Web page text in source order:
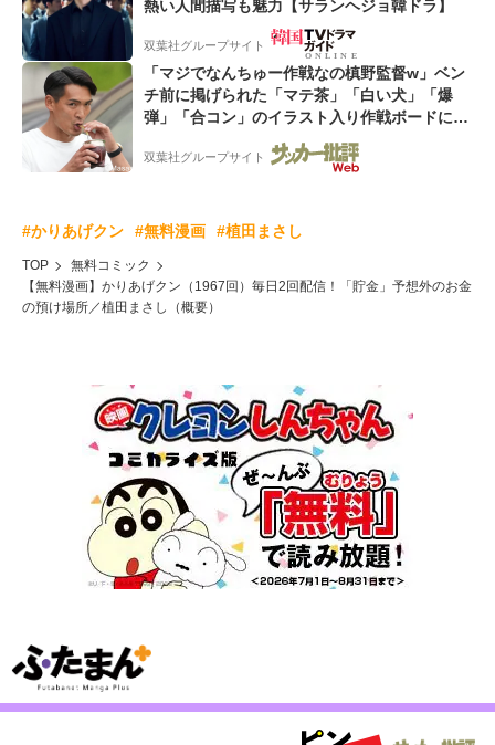
熱い人間描写も魅力【サランヘジョ韓ドラ】
双葉社グループサイト
「マジでなんちゅー作戦なの槙野監督w」ベン
チ前に掲げられた「マテ茶」「白い犬」「爆
弾」「合コン」のイラスト入り作戦ボードにフ
ァン困惑!「想像よりデカくて吹いた」
双葉社グループサイト
#かりあげクン #無料漫画 #植田まさし
TOP
無料コミック
【無料漫画】かりあげクン（1967回）毎日2回配信！「貯金」予想外のお金
の預け場所／植田まさし（概要）